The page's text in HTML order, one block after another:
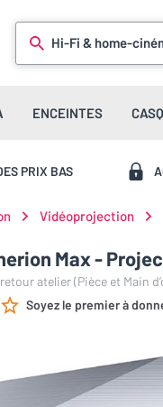
Hi-Fi & home-
ENCEINTES
PRIX BAS
Vidéoprojection
Max -
atelier (Pièce et Main
Soyez le premier à